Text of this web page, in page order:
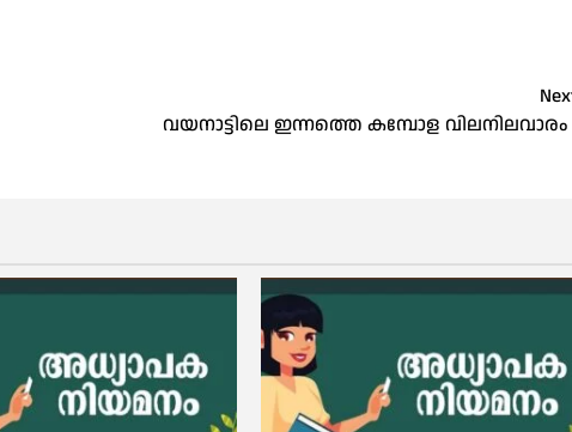
വയനാട്ടിലെ ഇന്നത്തെ കമ്പോള